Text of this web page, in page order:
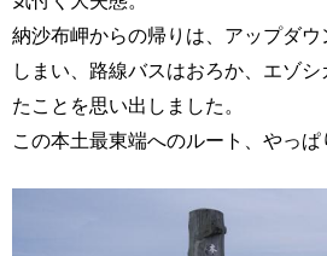
納沙布岬からの帰りは、アップダ
しまい、路線バスはおろか、エゾ
たことを思い出しました。
この本土最東端へのルート、やっぱ